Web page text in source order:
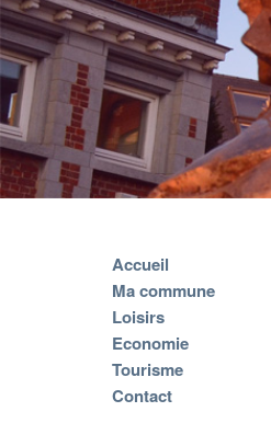
Accueil
Ma commune
Loisirs
Economie
Tourisme
Contact